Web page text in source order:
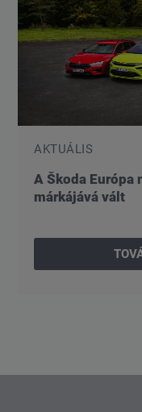
AKTUÁLIS
A Škoda Európa
márkájává vált